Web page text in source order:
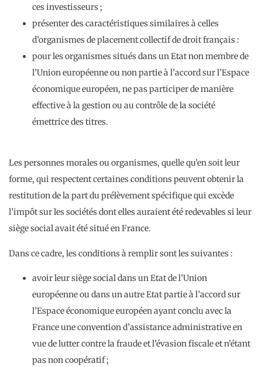
ces investisseurs ;
présenter des caractéristiques similaires à celles
d’organismes de placement collectif de droit français :
pour les organismes situés dans un Etat non membre de
l’Union européenne ou non partie à l’accord sur l’Espace
économique européen, ne pas participer de manière
effective à la gestion ou au contrôle de la société
émettrice des titres.
Les personnes morales ou organismes, quelle qu’en soit leur
forme, qui respectent certaines conditions peuvent obtenir la
restitution de la part du prélèvement spécifique qui excède
l’impôt sur les sociétés dont elles auraient été redevables si leur
siège social avait été situé en France.
Dans ce cadre, les conditions à remplir sont les suivantes :
avoir leur siège social dans un Etat de l’Union
européenne ou dans un autre Etat partie à l’accord sur
l’Espace économique européen ayant conclu avec la
France une convention d’assistance administrative en
vue de lutter contre la fraude et l’évasion fiscale et n’étant
pas non coopératif ;